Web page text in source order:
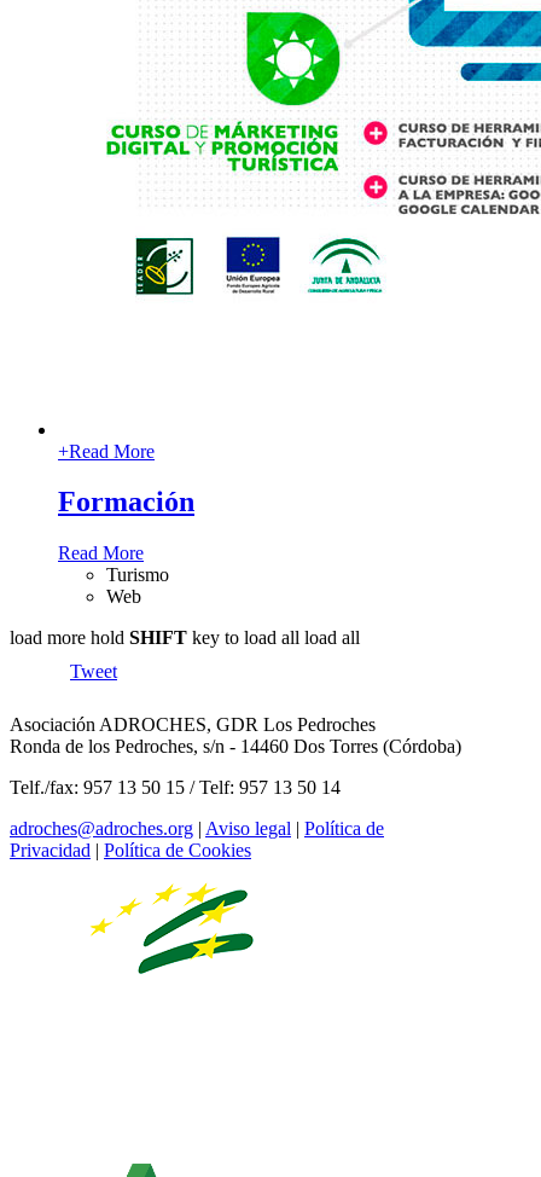
+Read More
Formación
Read More
Turismo
Web
load more hold SHIFT key to load all load all
Tweet
Asociación ADROCHES, GDR Los Pedroches
Ronda de los Pedroches, s/n - 14460 Dos Torres (Córdoba)
Telf./fax: 957 13 50 15 / Telf: 957 13 50 14
adroches@adroches.org | Aviso legal | Política de
Privacidad | Política de Cookies